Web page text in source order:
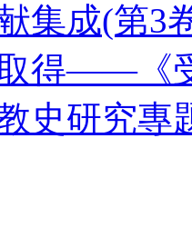
集成(第3
得——《
史研究專